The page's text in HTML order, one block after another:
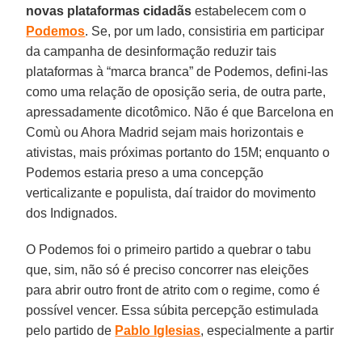
novas plataformas cidadãs estabelecem com o
Podemos. Se, por um lado, consistiria em participar
da campanha de desinformação reduzir tais
plataformas à “marca branca” de Podemos, defini-las
como uma relação de oposição seria, de outra parte,
apressadamente dicotômico. Não é que Barcelona en
Comù ou Ahora Madrid sejam mais horizontais e
ativistas, mais próximas portanto do 15M; enquanto o
Podemos estaria preso a uma concepção
verticalizante e populista, daí traidor do movimento
dos Indignados.
O Podemos foi o primeiro partido a quebrar o tabu
que, sim, não só é preciso concorrer nas eleições
para abrir outro front de atrito com o regime, como é
possível vencer. Essa súbita percepção estimulada
pelo partido de Pablo Iglesias, especialmente a partir